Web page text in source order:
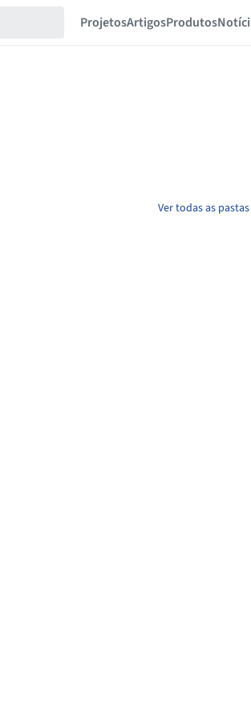
ProjetosArtigosProdutos
Ver todas as pastas